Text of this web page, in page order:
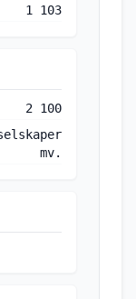
1 103
2 100
mv.